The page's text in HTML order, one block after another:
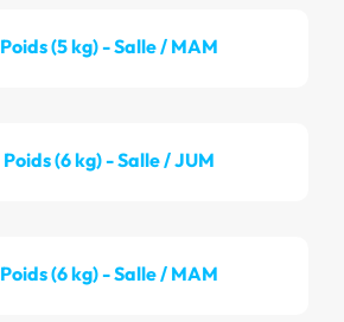
Poids (5 kg) - Salle / MAM
Poids (6 kg) - Salle / JUM
Poids (6 kg) - Salle / MAM